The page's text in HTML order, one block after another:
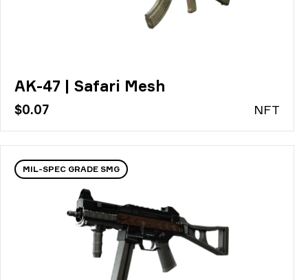
AK-47 | Safari Mesh
$0.07 NFT
MIL-SPEC GRADE SMG